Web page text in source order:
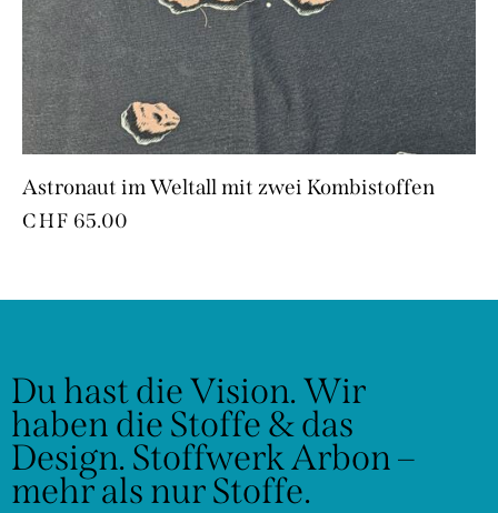
Astronaut im Weltall mit zwei Kombistoffen
CHF 65.00
Du hast die Vision.Wir
haben die Stoffe & das
Design. Stoffwerk Arbon –
mehr als nur Stoffe.